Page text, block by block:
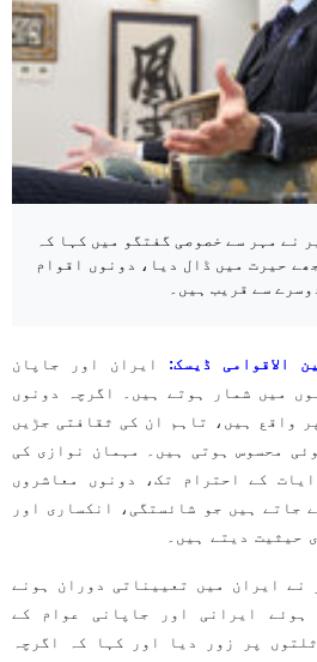
نے مہر سے خصوصی گفتگو میں کہا کہ
حیرت میں ڈال دیا، دونوں اقوام
سے قریب ہیں۔
الاقوامی ڈیسک:
ایران اور جاپان
میں شمار ہوتے ہیں۔ اگرچہ دونوں
واقع ہیں، تاہم ان کی ثقافتی جڑیں
محسوس ہوتی ہیں۔ مہمان نوازی کی
کے احترام تک، دونوں معاشروں
جاتے ہیں جو شائستگی، انکساری اور
حیثیت دیتے ہیں۔
نے ایران میں تعییناتی دوران ہونے
ہوئے ایرانی اور جاپانی عوام کے
پر زور دیا اور کہا کہ اگرچہ